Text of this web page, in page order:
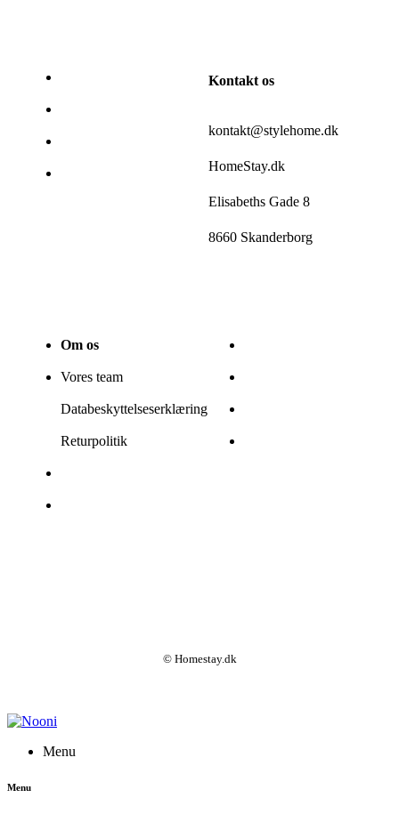
Kontakt os
kontakt@stylehome.dk
HomeStay.dk
Elisabeths Gade 8
8660 Skanderborg
Om os
Vores team
Databeskyttelseserklæring
Returpolitik
© Homestay.dk
Menu
Menu